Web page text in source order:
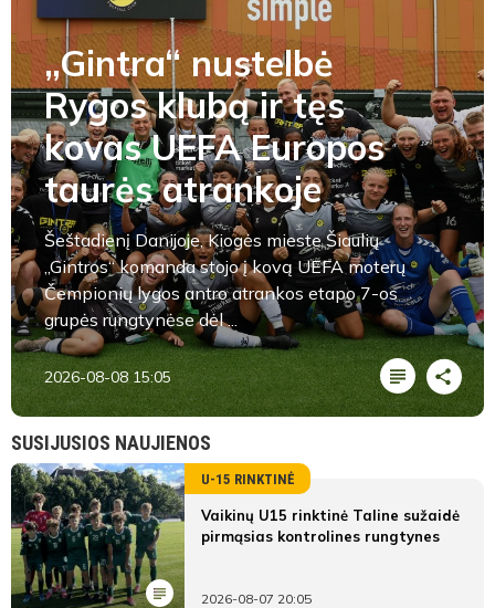
„Gintra“ nustelbė
Rygos klubą ir tęs
kovas UEFA Europos
taurės atrankoje
Šeštadienį Danijoje, Kiogės mieste Šiaulių
„Gintros“ komanda stojo į kovą UEFA moterų
Čempionių lygos antro atrankos etapo 7-os
grupės rungtynėse dėl ...
2026-08-08 15:05
SUSIJUSIOS NAUJIENOS
U-15 RINKTINĖ
Vaikinų U15 rinktinė Taline sužaidė
pirmąsias kontrolines rungtynes
2026-08-07 20:05